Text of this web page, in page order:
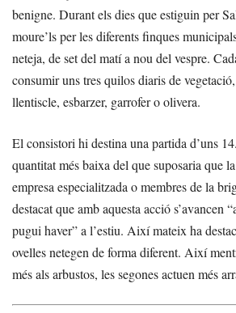
benigne. Durant els dies que estiguin per
moure’ls per les diferents finques
neteja, de set del matí a nou del vespre.
consumir uns tres quilos diaris de
llentiscle, esbarzer, garrofer o olivera.
El consistori hi destina una partida d’uns
quantitat més baixa del que suposaria que
empresa especialitzada o membres de la
destacat que amb aquesta acció s’avancen
pugui haver” a l’estiu. Així mateix ha
ovelles netegen de forma diferent. Així
més als arbustos, les segones actuen més